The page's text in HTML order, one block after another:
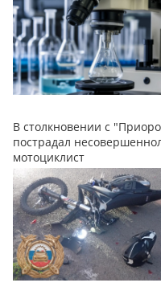
В столкновении с
пострадал
мотоциклист